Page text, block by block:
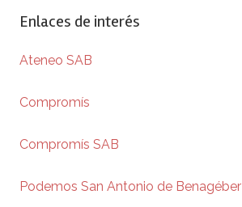
Enlaces de interés
Ateneo SAB
Compromís
Compromís SAB
Podemos San Antonio de Benagéber